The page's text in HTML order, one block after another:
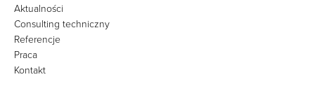
Aktualności
Consulting techniczny
Referencje
Praca
Kontakt